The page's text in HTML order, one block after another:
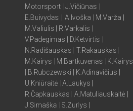
Motorsport | J.Vičiūnas |
E.Buivydas | A.Ivoška | M.Varža |
M.Valiulis | R.Varkalis |
V.Padegimas | D.Ketvirtis |
N.Radišauskas | T.Rakauskas |
M.Kairys | M.Bartkuvėnas | K.Kairys
| B.Rubczewski | K.Adinavičius |
U.Kniūraitė | A.Laukys |
R.Čapkauskas | A.Matuliauskaitė |
J.Simaška | S.Zurlys |